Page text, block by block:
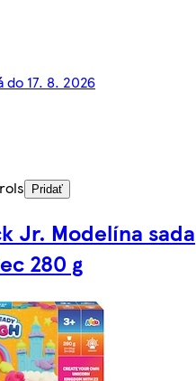
17. 8. 2026
Pridať
Jr. Modelína sada
280 g